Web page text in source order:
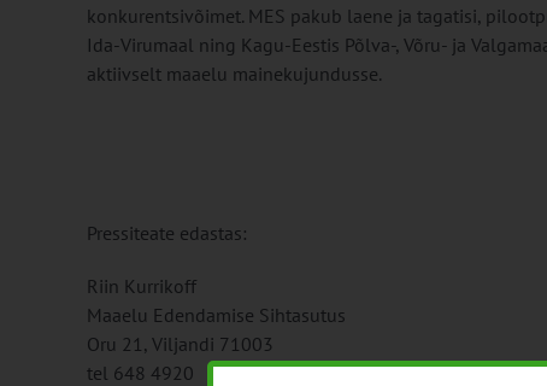
konkurentsivõimet. MES pakub laene ja tagatisi,
Ida-Virumaal ning Kagu-Eestis Põlva-, Võru- ja
aktiivselt maaelu mainekujundusse.
Pressiteate edastas:
Riin Kurrikoff
Maaelu Edendamise Sihtasutus
Oru 21, Viljandi 71003
tel 648 4920